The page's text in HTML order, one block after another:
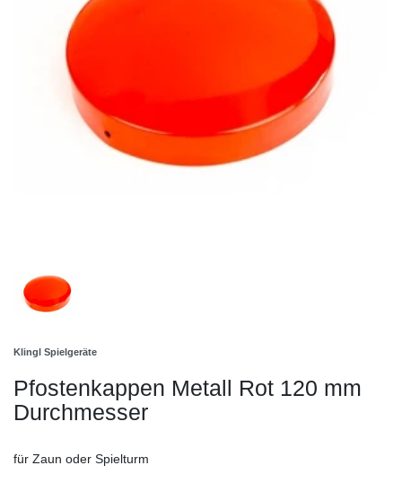
Klingl Spielgeräte
Pfostenkappen Metall Rot 120 mm
Durchmesser
für Zaun oder Spielturm